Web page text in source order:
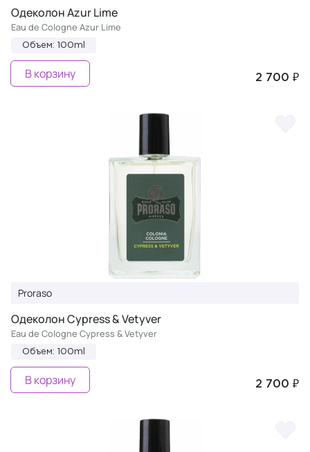
Одеколон Azur Lime
Eau de Cologne Azur Lime
Объем: 100ml
2 700 ₽
В корзину
Proraso
Одеколон Cypress & Vetyver
Eau de Cologne Cypress & Vetyver
Объем: 100ml
2 700 ₽
В корзину